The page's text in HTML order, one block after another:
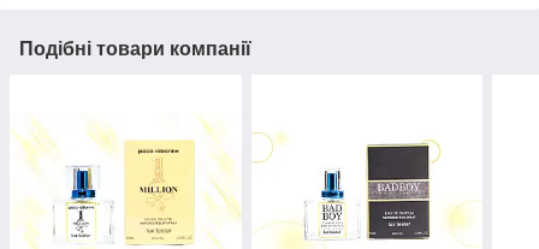
Подібні товари компанії